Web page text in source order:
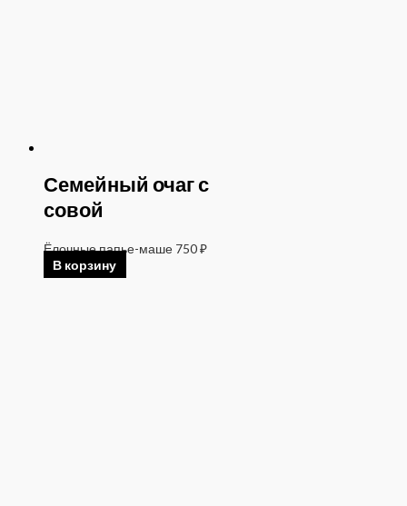
Семейный очаг с
совой
Ёлочные папье-маше 750₽
В корзину